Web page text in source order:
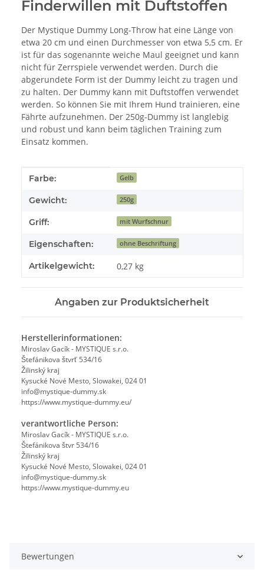
Finderwillen mit Duftstoffen
Der Mystique Dummy Long-Throw hat eine Länge von
etwa 20 cm und einen Durchmesser von etwa 5,5 cm. Er
ist für das sogenannte weiche Maul geeignet und kann
nicht für Zerrspiele verwendet werden. Durch die
abgerundete Form ist der Dummy leicht zu tragen und
zu halten. Der Dummy kann mit Duftstoffen verwendet
werden. So können Sie mit Ihrem Hund trainieren, eine
Fährte aufzunehmen. Der 250g-Dummy ist langlebig
und robust und kann beim täglichen Training zum
Einsatz kommen.
Produkteigenschaft
Wert
Farbe: Gelb
Gewicht: 250g
Griff: mit Wurfschnur
Eigenschaften: ohne Beschriftung
Artikelgewicht: 0,27 kg
Angaben zur Produktsicherheit
Herstellerinformationen:
Miroslav Gacík - MYSTIQUE s.r.o.
Štefánikova štvrť 534/16
Žilinský kraj
Kysucké Nové Mesto, Slowakei, 024 01
info@mystique-dummy.sk
https://www.mystique-dummy.eu/
verantwortliche Person:
Miroslav Gacík - MYSTIQUE s.r.o.
Štefánikova štvr 534/16
Žilinský kraj
Kysucké Nové Mesto, Slowakei, 024 01
info@mystique-dummy.sk
https://www.mystique-dummy.eu
Bewertungen